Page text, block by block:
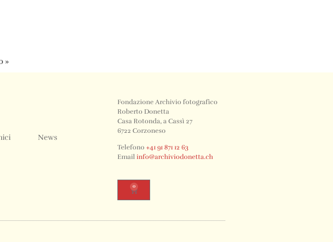
»
News
Fondazione Archivio fotografico
Roberto Donetta
Casa Rotonda, a Cassì 27
6722 Corzoneso
Telefono +41 91 871 12 63
Email info@archiviodonetta.ch
0